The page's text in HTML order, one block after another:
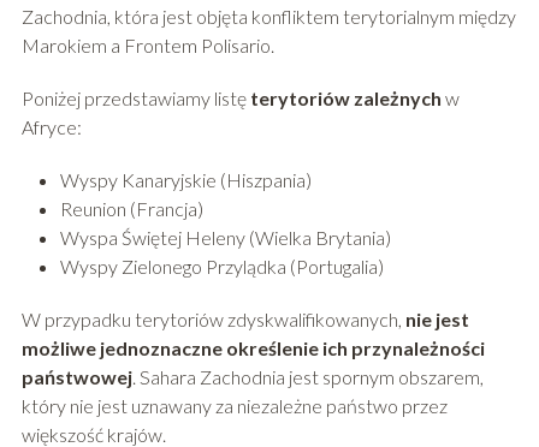
Zachodnia, która jest objęta konfliktem terytorialnym między
Marokiem a Frontem Polisario.
Poniżej przedstawiamy listę terytoriów zależnych w
Afryce:
Wyspy Kanaryjskie (Hiszpania)
Reunion (Francja)
Wyspa Świętej Heleny (Wielka Brytania)
Wyspy Zielonego Przylądka (Portugalia)
W przypadku terytoriów zdyskwalifikowanych, nie jest
możliwe jednoznaczne określenie ich przynależności
państwowej. Sahara Zachodnia jest spornym obszarem,
który nie jest uznawany za niezależne państwo przez
większość krajów.